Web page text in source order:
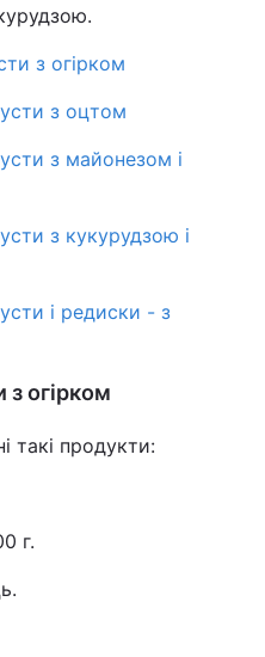
Наука
Погода
з огірком
з оцтом
з майонезом і
з кукурудзою і
і редиски - з
з огірком
такі продукти:
г.